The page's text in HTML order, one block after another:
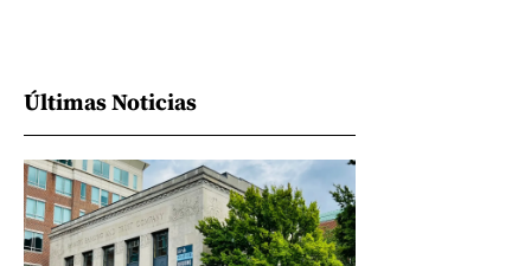
Últimas Noticias